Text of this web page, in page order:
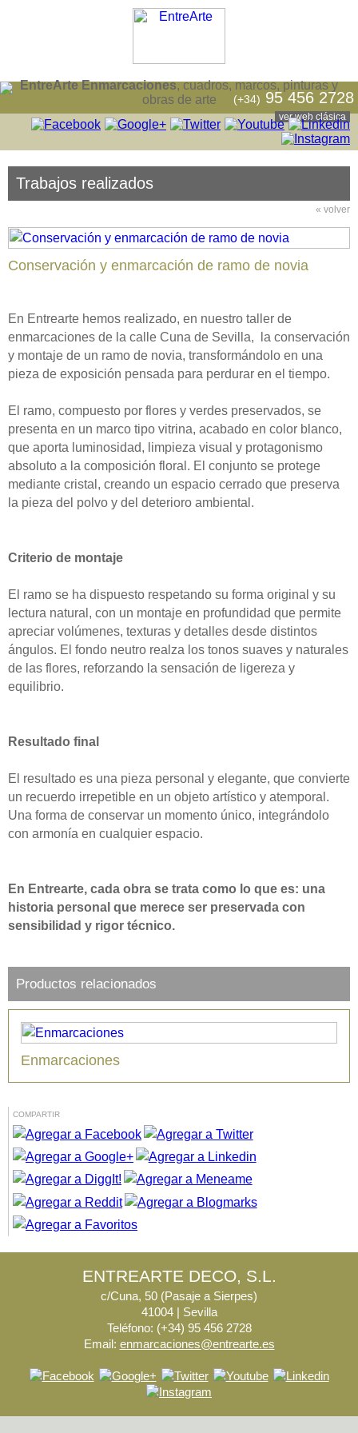
EntreArte Enmarcaciones, cuadros, marcos, pinturas y
obras de arte
ver web clásica
(+34) 95 456 2728
Trabajos realizados
« volver
Conservación y enmarcación de ramo de novia
En Entrearte hemos realizado, en nuestro taller de
enmarcaciones de la calle Cuna de Sevilla, la conservación
y montaje de un ramo de novia, transformándolo en una
pieza de exposición pensada para perdurar en el tiempo.
El ramo, compuesto por flores y verdes preservados, se
presenta en un marco tipo vitrina, acabado en color blanco,
que aporta luminosidad, limpieza visual y protagonismo
absoluto a la composición floral. El conjunto se protege
mediante cristal, creando un espacio cerrado que preserva
la pieza del polvo y del deterioro ambiental.
Criterio de montaje
El ramo se ha dispuesto respetando su forma original y su
lectura natural, con un montaje en profundidad que permite
apreciar volúmenes, texturas y detalles desde distintos
ángulos. El fondo neutro realza los tonos suaves y naturales
de las flores, reforzando la sensación de ligereza y
equilibrio.
Resultado final
El resultado es una pieza personal y elegante, que convierte
un recuerdo irrepetible en un objeto artístico y atemporal.
Una forma de conservar un momento único, integrándolo
con armonía en cualquier espacio.
En Entrearte, cada obra se trata como lo que es: una
historia personal que merece ser preservada con
sensibilidad y rigor técnico.
Productos relacionados
Enmarcaciones
COMPARTIR
ENTREARTE DECO, S.L.
c/Cuna, 50 (Pasaje a Sierpes)
41004 | Sevilla
Teléfono: (+34) 95 456 2728
Email: enmarcaciones@entrearte.es